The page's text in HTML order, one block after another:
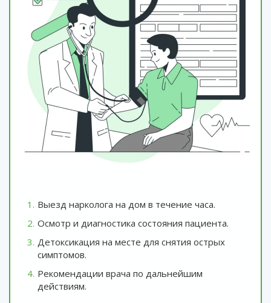
Выезд нарколога на дом в течение часа.
Осмотр и диагностика состояния пациента.
Детоксикация на месте для снятия острых
симптомов.
Рекомендации врача по дальнейшим
действиям.